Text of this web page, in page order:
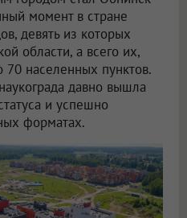
момент в стране
девять из которых
области, а всего их,
населенных пунктов.
давно вышла
и успешно
форматах.